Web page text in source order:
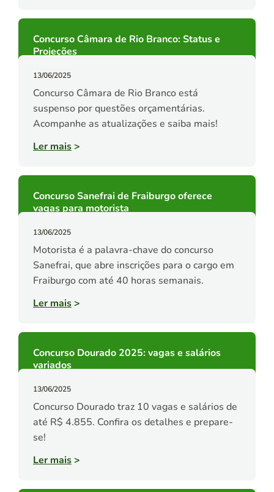
Concurso Câmara de Rio Branco: Status e
Projeções
13/06/2025
Concurso Câmara de Rio Branco está
suspenso por questões orçamentárias.
Acompanhe as atualizações e saiba mais!
Ler mais>
Concurso Sanefrai de Fraiburgo oferece
vagas para motorista
13/06/2025
Motorista é a palavra-chave do concurso
Sanefrai, que abre inscrições para o cargo em
Fraiburgo com até 40 horas semanais.
Ler mais>
Concurso Dourado 2025: vagas e salários
variados
13/06/2025
Concurso Dourado traz 10 vagas e salários de
até R$ 4.855. Confira os detalhes e prepare-
se!
Ler mais>